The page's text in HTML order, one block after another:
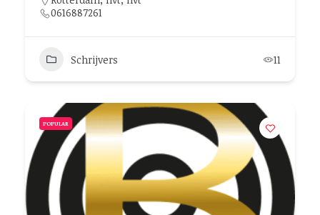
0616887261
Schrijvers 11
POPULAR